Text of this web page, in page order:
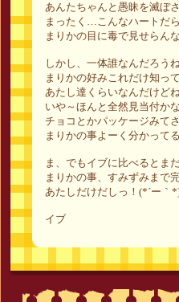
あんたちゃんと愚昧を滅ぼ
まったく…こんなハートだ
まりかの目に毒で見せらん
しかし、一体誰なんだろう
まりかの好みこれだけ知っ
あたし達くらいなんだけどね
いや～ほんと全然見当付か
チョコとかパッケージみてさ
まりかの事よーく分かって
ま、でもイブに比べるとま
まりかの事、すみずみまで
あたしだけだしっ！(*´ー｀
イブ